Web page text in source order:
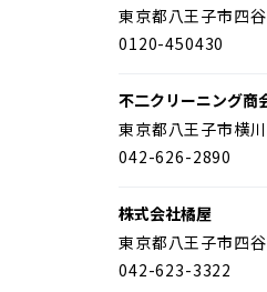
東京都八王子市四
0120-450430
不二クリーニング商
東京都八王子市横
042-626-2890
株式会社橘屋
東京都八王子市四
042-623-3322